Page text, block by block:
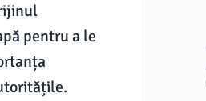
pentru a le